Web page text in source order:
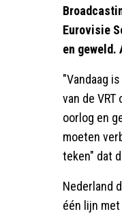
Eurovisie
en
"Vandaag
van de
oorlog en
moeten
teken" dat
Nederland
één lijn